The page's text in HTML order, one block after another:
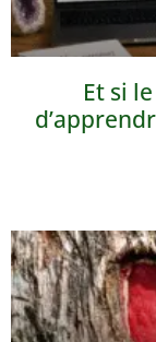
Et si